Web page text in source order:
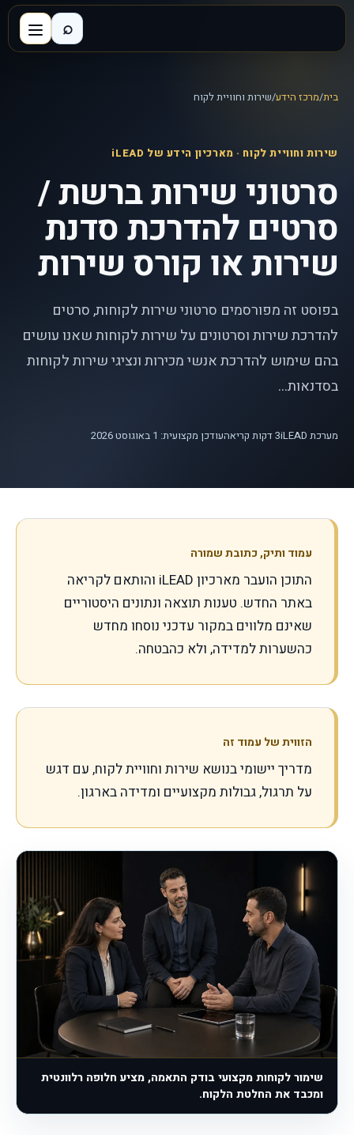
⌕
בית/מרכז הידע/שירות וחוויית לקוח
שירות וחוויית לקוח · מארכיון הידע של iLEAD
סרטוני שירות ברשת /
סרטים להדרכת סדנת
שירות או קורס שירות
בפוסט זה מפורסמים סרטוני שירות לקוחות, סרטים
להדרכת שירות וסרטונים על שירות לקוחות שאנו עושים
בהם שימוש להדרכת אנשי מכירות ונציגי שירות לקוחות
בסדנאות...
מערכת iLEAD 3דקות קריאהעודכן מקצועית: 1 באוגוסט 2026
עמוד ותיק, כתובת שמורה
התוכן הועבר מארכיון iLEAD והותאם לקריאה
באתר החדש. טענות תוצאה ונתונים היסטוריים
שאינם מלווים במקור עדכני נוסחו מחדש
כהשערות למדידה, ולא כהבטחה.
הזווית של עמוד זה
מדריך יישומי בנושא שירות וחוויית לקוח, עם דגש
על תרגול, גבולות מקצועיים ומדידה בארגון.
שימור לקוחות מקצועי בודק התאמה, מציע חלופה רלוונטית
ומכבד את החלטת הלקוח.